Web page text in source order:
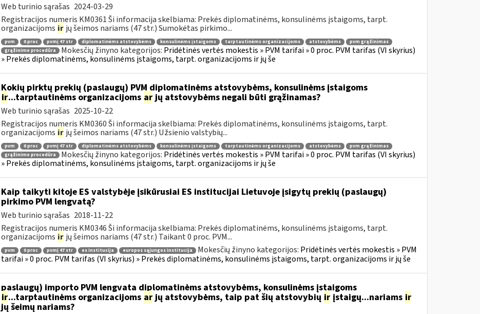
Web turinio sąrašas 2024-03-29
Registracijos numeris KM0361 Ši informacija skelbiama: Prekės diplomatinėms, konsulinėms įstaigoms, tarpt.
organizacijoms ir jų šeimos nariams (47 str.) Sumokėtas pirkimo...
pvm 0 proc pvmį 47 str diplomatinėms atstovybėms konsulinėms įstaigoms tarptautinėms organizacijoms atstovybėms
pvm grąžinimas
grąžinimo procedūra
Mokesčių žinyno kategorijos: Pridėtinės vertės mokestis » PVM tarifai » 0 proc. PVM tarifas (VI skyrius)
» Prekės diplomatinėms, konsulinėms įstaigoms, tarpt. organizacijoms ir jų še
Kokių pirktų prekių (paslaugų) PVM diplomatinėms atstovybėms, konsulinėms įstaigoms
ir...tarptautinėms organizacijoms arjų atstovybėms negali būti grąžinamas?
Web turinio sąrašas 2025-10-22
Registracijos numeris KM0360 Ši informacija skelbiama: Prekės diplomatinėms, konsulinėms įstaigoms, tarpt.
organizacijoms ir jų šeimos nariams (47 str.) Užsienio valstybių...
pvm 0 proc pvmį 47 str diplomatinėms atstovybėms konsulinėms įstaigoms tarptautinėms organizacijoms atstovybėms
pvm grąžinimas
grąžinimo procedūra
Mokesčių žinyno kategorijos: Pridėtinės vertės mokestis » PVM tarifai » 0 proc. PVM tarifas (VI skyrius)
» Prekės diplomatinėms, konsulinėms įstaigoms, tarpt. organizacijoms ir jų še
Kaip taikyti kitoje ES valstybėje įsikūrusiai ES institucijai Lietuvoje įsigytų prekių (paslaugų)
pirkimo PVM lengvatą?
Web turinio sąrašas 2018-11-22
Registracijos numeris KM0346 Ši informacija skelbiama: Prekės diplomatinėms, konsulinėms įstaigoms, tarpt.
organizacijoms ir jų šeimos nariams (47 str.) Taikant 0 proc. PVM...
pvm 0 proc pvmį 47 str es institucija europos sąjungos institucija Mokesčių žinyno kategorijos: Pridėtinės vertės mokestis » PVM
tarifai » 0 proc. PVM tarifas (VI skyrius) » Prekės diplomatinėms, konsulinėms įstaigoms, tarpt. organizacijoms ir jų še
paslaugų) importo PVM lengvata diplomatinėms atstovybėms, konsulinėms įstaigoms
ir...tarptautinėms organizacijoms arjų atstovybėms, taip pat šių atstovybių irįstaigų...nariams ir
jų šeimų nariams?